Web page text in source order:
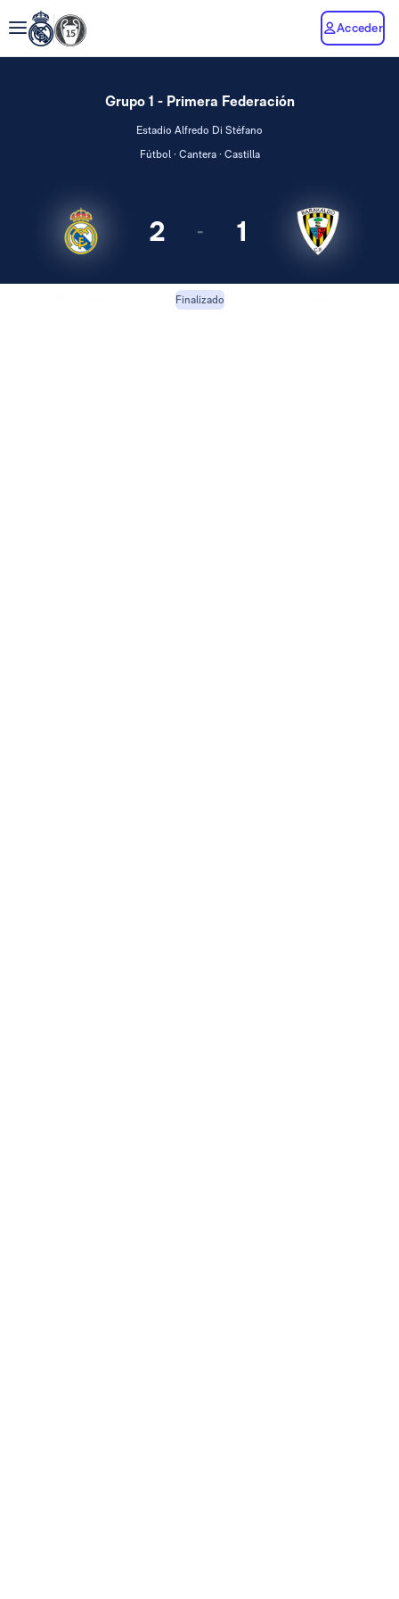
Acceder
Grupo 1 - Primera Federación
Estadio Alfredo Di Stéfano
Fútbol · Cantera · Castilla
2 - 1
Finalizado